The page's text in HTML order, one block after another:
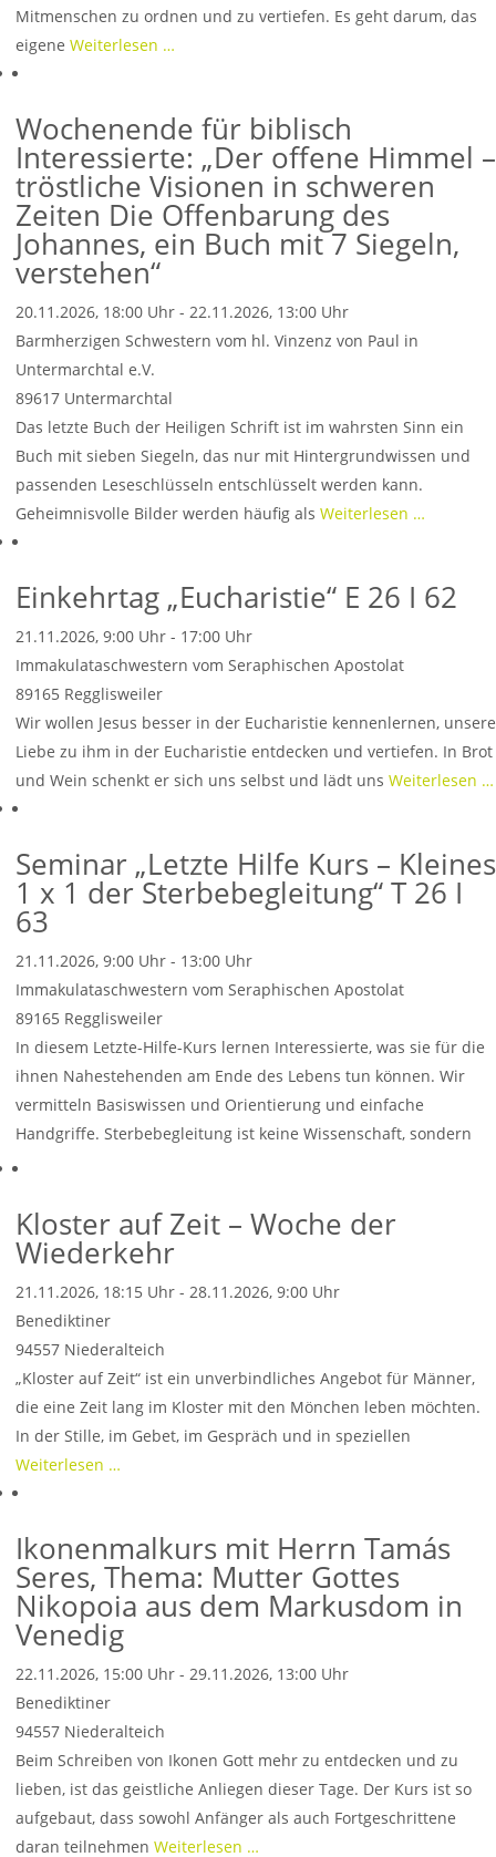
Mitmenschen zu ordnen und zu vertiefen. Es geht darum, das
eigene Weiterlesen …
Wochenende für biblisch
Interessierte: „Der offene Himmel –
tröstliche Visionen in schweren
Zeiten Die Offenbarung des
Johannes, ein Buch mit 7 Siegeln,
verstehen“
20.11.2026, 18:00 Uhr - 22.11.2026, 13:00 Uhr
Barmherzigen Schwestern vom hl. Vinzenz von Paul in
Untermarchtal e.V.
89617 Untermarchtal
Das letzte Buch der Heiligen Schrift ist im wahrsten Sinn ein
Buch mit sieben Siegeln, das nur mit Hintergrundwissen und
passenden Leseschlüsseln entschlüsselt werden kann.
Geheimnisvolle Bilder werden häufig als Weiterlesen …
Einkehrtag „Eucharistie“ E 26 I 62
21.11.2026, 9:00 Uhr - 17:00 Uhr
Immakulataschwestern vom Seraphischen Apostolat
89165 Regglisweiler
Wir wollen Jesus besser in der Eucharistie kennenlernen, unsere
Liebe zu ihm in der Eucharistie entdecken und vertiefen. In Brot
und Wein schenkt er sich uns selbst und lädt uns Weiterlesen …
Seminar „Letzte Hilfe Kurs – Kleines
1 x 1 der Sterbebegleitung“ T 26 I
63
21.11.2026, 9:00 Uhr - 13:00 Uhr
Immakulataschwestern vom Seraphischen Apostolat
89165 Regglisweiler
In diesem Letzte-Hilfe-Kurs lernen Interessierte, was sie für die
ihnen Nahestehenden am Ende des Lebens tun können. Wir
vermitteln Basiswissen und Orientierung und einfache
Handgriffe. Sterbebegleitung ist keine Wissenschaft, sondern
Weiterlesen …
Kloster auf Zeit – Woche der
Wiederkehr
21.11.2026, 18:15 Uhr - 28.11.2026, 9:00 Uhr
Benediktiner
94557 Niederalteich
„Kloster auf Zeit“ ist ein unverbindliches Angebot für Männer,
die eine Zeit lang im Kloster mit den Mönchen leben möchten.
In der Stille, im Gebet, im Gespräch und in speziellen
Weiterlesen …
Ikonenmalkurs mit Herrn Tamás
Seres, Thema: Mutter Gottes
Nikopoia aus dem Markusdom in
Venedig
22.11.2026, 15:00 Uhr - 29.11.2026, 13:00 Uhr
Benediktiner
94557 Niederalteich
Beim Schreiben von Ikonen Gott mehr zu entdecken und zu
lieben, ist das geistliche Anliegen dieser Tage. Der Kurs ist so
aufgebaut, dass sowohl Anfänger als auch Fortgeschrittene
daran teilnehmen Weiterlesen …